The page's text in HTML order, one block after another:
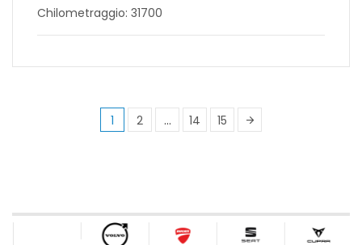
Chilometraggio: 31700
1 2 … 14 15